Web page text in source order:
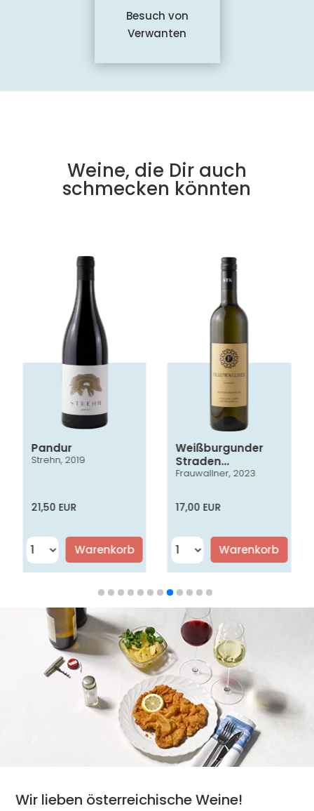
Besuch von
Verwanten
Weine, die Dir auch
schmecken könnten
Pandur
Strehn, 2019
21,50 EUR
Warenkorb
Weißburgunder
Straden
Vulkanland
Frauwallner, 2023
17,00 EUR
Warenkorb
Wir lieben österreichische Weine!